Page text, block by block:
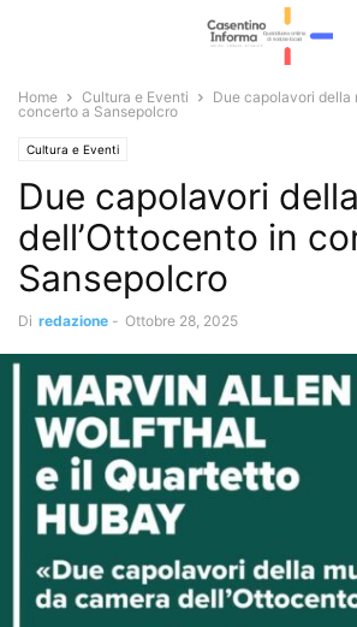
Home Cultura e Eventi
Due capolavori della
concerto a Sansepolcro
Cultura e Eventi
Due capolavori
dell’Ottocento in
Sansepolcro
Di redazione - Ottobre 28, 2025